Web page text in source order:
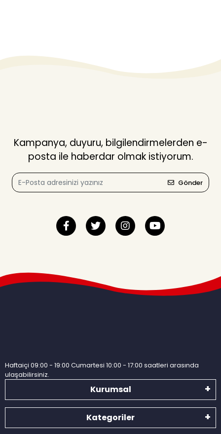
Kampanya, duyuru, bilgilendirmelerden e-
posta ile haberdar olmak istiyorum.
Gönder
Haftaiçi 09:00 - 19:00 Cumartesi 10:00 - 17:00 saatleri arasında
ulaşabilirsiniz.
Kurumsal
Kategoriler